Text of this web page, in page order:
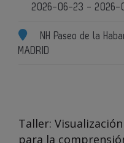
2026-06-23 - 2026-
NH Paseo de la
MADRID
Taller:
para la